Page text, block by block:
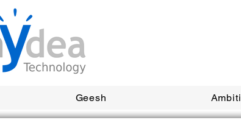
Geesh Ambiti